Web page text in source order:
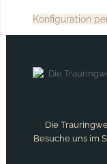
Konfiguration
Die
Besuche uns im